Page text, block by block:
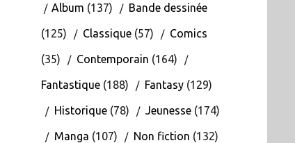
Album (137) Bande dessinée
(125) Classique(57) Comics
(35) Contemporain (164)
Fantastique(188) Fantasy(129)
Historique(78) Jeunesse(174)
Manga (107) Non fiction (132)